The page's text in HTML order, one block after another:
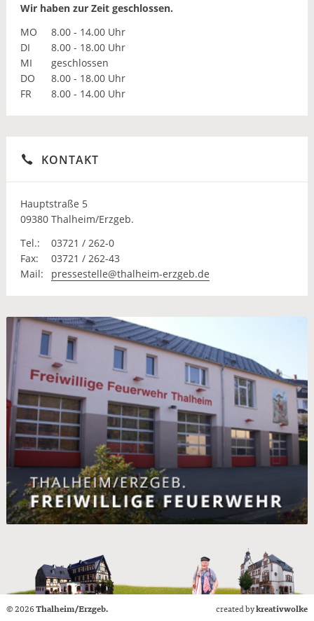
Wir haben zur Zeit geschlossen.
MO
8.00 - 14.00 Uhr
DI
8.00 - 18.00 Uhr
MI
geschlossen
DO
8.00 - 18.00 Uhr
FR
8.00 - 14.00 Uhr
KONTAKT
Hauptstraße 5
09380 Thalheim/Erzgeb.
Tel.:
03721 / 262-0
Fax:
03721 / 262-43
Mail:
pressestelle@thalheim-erzgeb.de
© 2026Thalheim/Erzgeb. created bykreativwolke